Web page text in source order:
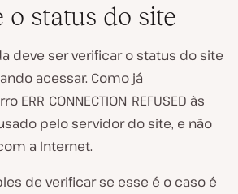
o status do site
deve ser verificar o status do site
acessar. Como já
às
pelo servidor do site, e não
a Internet.
de verificar se esse é o caso é